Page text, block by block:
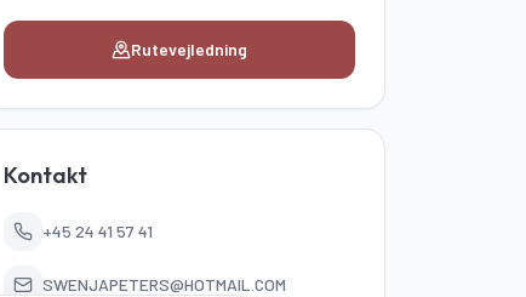
Rutevejledning
Kontakt
+45 24 41 57 41
SWENJAPETERS@HOTMAIL.COM